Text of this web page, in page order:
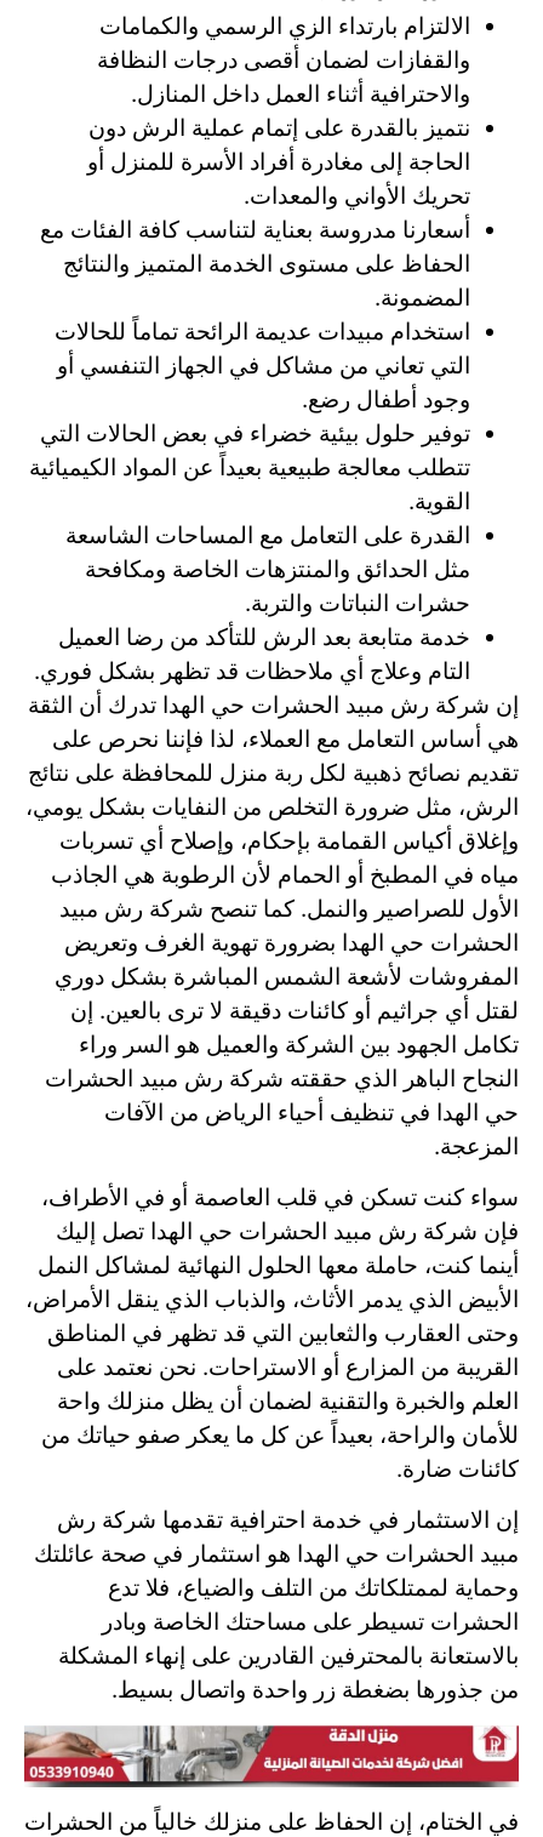
الالتزام بارتداء الزي الرسمي والكمامات
والقفازات لضمان أقصى درجات النظافة
والاحترافية أثناء العمل داخل المنازل.
نتميز بالقدرة على إتمام عملية الرش دون
الحاجة إلى مغادرة أفراد الأسرة للمنزل أو
تحريك الأواني والمعدات.
أسعارنا مدروسة بعناية لتناسب كافة الفئات مع
الحفاظ على مستوى الخدمة المتميز والنتائج
المضمونة.
استخدام مبيدات عديمة الرائحة تماماً للحالات
التي تعاني من مشاكل في الجهاز التنفسي أو
وجود أطفال رضع.
توفير حلول بيئية خضراء في بعض الحالات التي
تتطلب معالجة طبيعية بعيداً عن المواد الكيميائية
القوية.
القدرة على التعامل مع المساحات الشاسعة
مثل الحدائق والمنتزهات الخاصة ومكافحة
حشرات النباتات والتربة.
خدمة متابعة بعد الرش للتأكد من رضا العميل
التام وعلاج أي ملاحظات قد تظهر بشكل فوري.
إن شركة رش مبيد الحشرات حي الهدا تدرك أن الثقة
هي أساس التعامل مع العملاء، لذا فإننا نحرص على
تقديم نصائح ذهبية لكل ربة منزل للمحافظة على نتائج
الرش، مثل ضرورة التخلص من النفايات بشكل يومي،
وإغلاق أكياس القمامة بإحكام، وإصلاح أي تسربات
مياه في المطبخ أو الحمام لأن الرطوبة هي الجاذب
الأول للصراصير والنمل. كما تنصح شركة رش مبيد
الحشرات حي الهدا بضرورة تهوية الغرف وتعريض
المفروشات لأشعة الشمس المباشرة بشكل دوري
لقتل أي جراثيم أو كائنات دقيقة لا ترى بالعين. إن
تكامل الجهود بين الشركة والعميل هو السر وراء
النجاح الباهر الذي حققته شركة رش مبيد الحشرات
حي الهدا في تنظيف أحياء الرياض من الآفات
المزعجة.
سواء كنت تسكن في قلب العاصمة أو في الأطراف،
فإن شركة رش مبيد الحشرات حي الهدا تصل إليك
أينما كنت، حاملة معها الحلول النهائية لمشاكل النمل
الأبيض الذي يدمر الأثاث، والذباب الذي ينقل الأمراض،
وحتى العقارب والثعابين التي قد تظهر في المناطق
القريبة من المزارع أو الاستراحات. نحن نعتمد على
العلم والخبرة والتقنية لضمان أن يظل منزلك واحة
للأمان والراحة، بعيداً عن كل ما يعكر صفو حياتك من
كائنات ضارة.
إن الاستثمار في خدمة احترافية تقدمها شركة رش
مبيد الحشرات حي الهدا هو استثمار في صحة عائلتك
وحماية لممتلكاتك من التلف والضياع، فلا تدع
الحشرات تسيطر على مساحتك الخاصة وبادر
بالاستعانة بالمحترفين القادرين على إنهاء المشكلة
من جذورها بضغطة زر واحدة واتصال بسيط.
في الختام، إن الحفاظ على منزلك خالياً من الحشرات